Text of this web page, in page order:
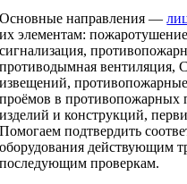
Основные направления —
их элементам:
сигнализация,
противодымная вентиляция,
извещений,
проёмов в противопожарных
изделий и конструкций,
Помогаем подтвердить
оборудования действующим
последующим проверкам.